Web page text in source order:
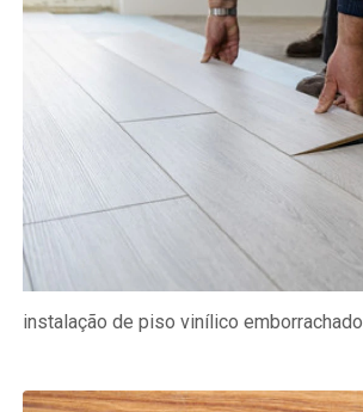
instalação de piso vinílico emborrachado